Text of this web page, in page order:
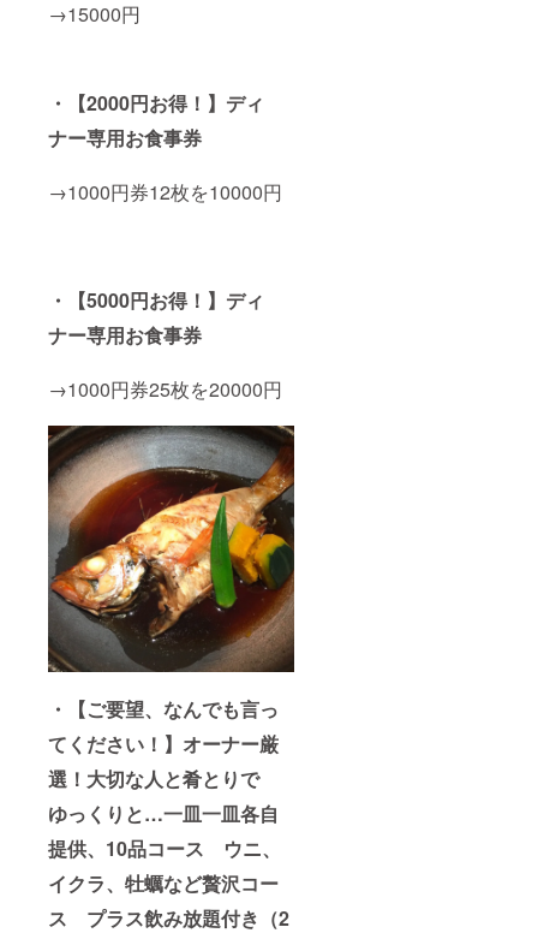
→15000円
・【2000円お得！】ディ
ナー専用お食事券
→1000円券12枚を10000円
・【5000円お得！】ディ
ナー専用お食事券
→1000円券25枚を20000円
・【ご要望、なんでも言っ
てください！】オーナー厳
選！大切な人と肴とりで
ゆっくりと…一皿一皿各自
提供、10品コース ウニ、
イクラ、牡蠣など贅沢コー
ス プラス飲み放題付き（2